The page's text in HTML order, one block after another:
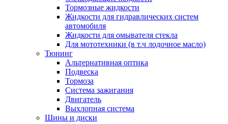
Тормозные жидкости
Жидкости для гидравлических систем
автомобиля
Жидкости для омывателя стекла
Для мототехники (в т.ч лодочное масло)
Тюнинг
Альтернативная оптика
Подвеска
Тормоза
Система зажигания
Двигатель
Выхлопная система
Шины и диски